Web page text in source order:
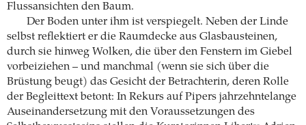
Flussansichten den Baum.
Der Boden unter ihm ist verspiegelt. Neben der Linde
selbst reflektiert er die Raumdecke aus Glasbausteinen,
durch sie hinweg Wolken, die über den Fenstern im Giebel
vorbeiziehen – und ­manchmal (wenn sie sich über die
Brüstung beugt) das ­Gesicht der Betrachterin, deren Rolle
der Begleittext betont: In Rekurs auf Pipers jahrzehntelange
Auseinandersetzung mit den Voraussetzungen des